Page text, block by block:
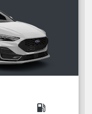
local_gas_station